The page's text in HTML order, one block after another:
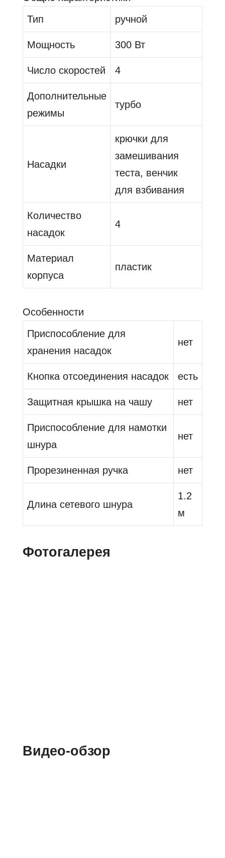
Тип
ручной
Мощность 300 Вт
Число скоростей 4
Дополнительные
режимы
турбо
Насадки
крючки для
замешивания
теста, венчик
для взбивания
Количество
насадок
4
Материал
корпуса
пластик
Особенности
Приспособление для
хранения насадок
нет
Кнопка отсоединения насадок есть
Защитная крышка на чашу нет
Приспособление для намотки
шнура
нет
Прорезиненная ручка нет
Длина сетевого шнура
1.2
м
Фотогалерея
Видео-обзор